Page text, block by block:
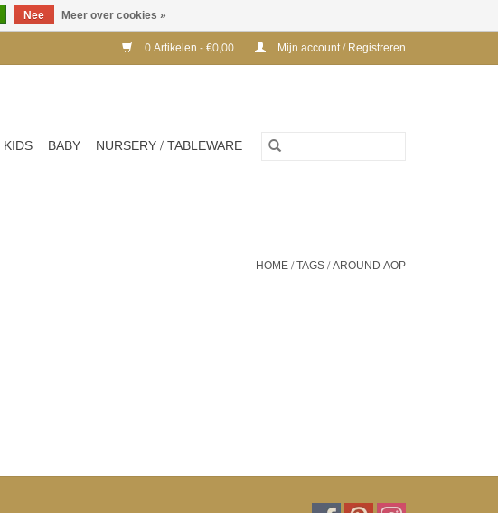
0 Artikelen - €0,00 Mijn account / Registreren
KIDS BABY NURSERY / TABLEWARE
HOME/TAGS/AROUND AOP
Nee Meer over cookies »